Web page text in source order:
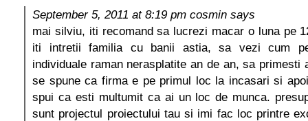
September 5, 2011 at 8:19 pm cosmin says
mai silviu, iti recomand sa lucrezi macar o luna pe
iti intretii familia cu banii astia, sa vezi cum
individuale raman nerasplatite an de an, sa primesti
se spune ca firma e pe primul loc la incasari si
spui ca esti multumit ca ai un loc de munca.
sunt projectul proiectului tau si imi fac loc printre